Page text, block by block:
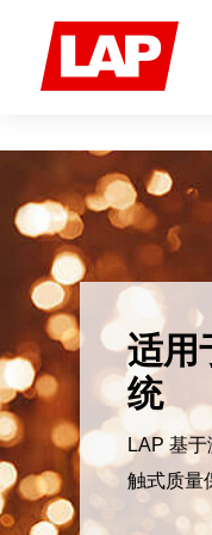
LAP
现在可
息，欢迎